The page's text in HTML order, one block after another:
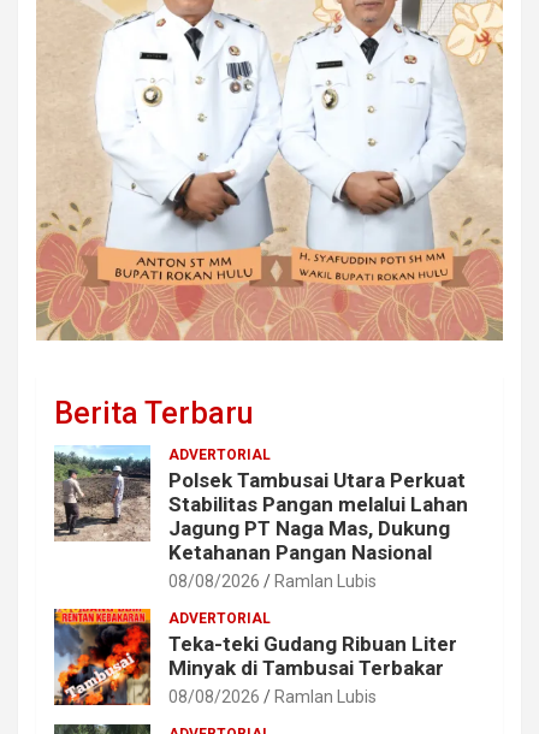
Berita Terbaru
ADVERTORIAL
Polsek Tambusai Utara Perkuat
Stabilitas Pangan melalui Lahan
Jagung PT Naga Mas, Dukung
Ketahanan Pangan Nasional
08/08/2026 Ramlan Lubis
ADVERTORIAL
Teka-teki Gudang Ribuan Liter
Minyak di Tambusai Terbakar
08/08/2026 Ramlan Lubis